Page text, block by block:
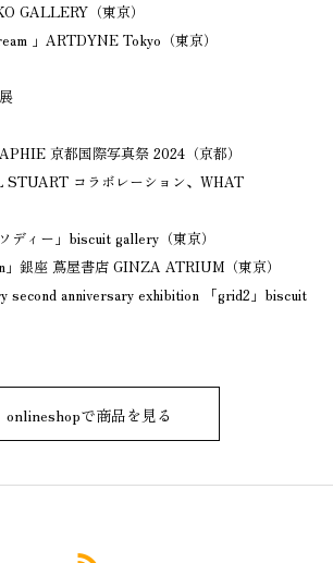
GALLERY（東京）
」ARTDYNE Tokyo（東京）
京都国際写真祭 2024（京都）
コラボレーション、WHAT
ィー」biscuit gallery（東京）
銀座 蔦屋書店 GINZA ATRIUM（東京）
anniversary exhibition 「grid2」biscuit
onlineshopで商品を見る